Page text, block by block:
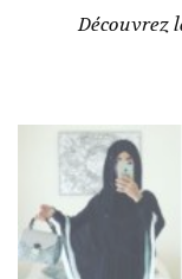
Découvrez